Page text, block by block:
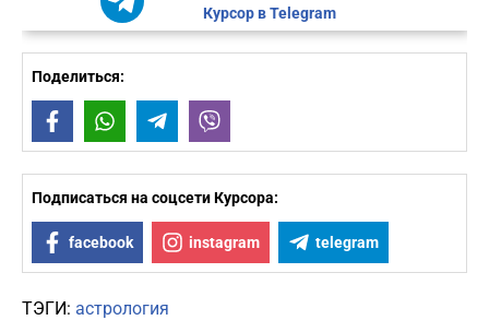
Курсор в Telegram
Поделиться:
FacebookWhatsAppTelegram
Подписаться на соцсети Курсора:
facebook instagram telegram
ТЭГИ: астрология